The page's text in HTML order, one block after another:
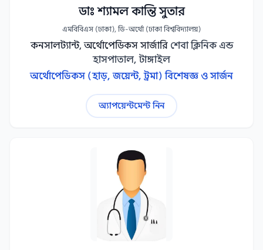
ডাঃ শ্যামল কান্তি সুতার
এমবিবিএস (ঢাকা), ডি-অর্থো (ঢাকা বিশ্ববিদ্যালয়)
কনসালট্যান্ট, অর্থোপেডিকস সার্জারি শেবা ক্লিনিক এন্ড
হাসপাতাল, টাঙ্গাইল
অর্থোপেডিকস (হাড়, জয়েন্ট, ট্রমা) বিশেষজ্ঞ ও সার্জন
অ্যাপয়েন্টমেন্ট নিন